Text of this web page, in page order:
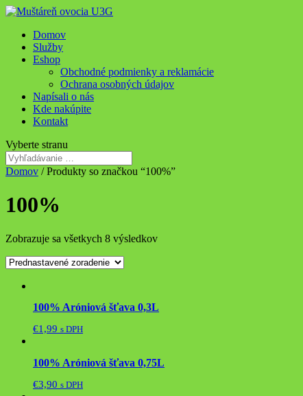
Domov
Služby
Eshop
Obchodné podmienky a reklamácie
Ochrana osobných údajov
Napísali o nás
Kde nakúpite
Kontakt
Vyberte stranu
Domov / Produkty so značkou “100%”
100%
Zobrazuje sa všetkych 8 výsledkov
100% Aróniová šťava 0,3L
€1,99 s DPH
100% Aróniová šťava 0,75L
€3,90 s DPH